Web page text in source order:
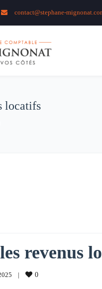
contact@stephane-
locatifs
revenus
| 0